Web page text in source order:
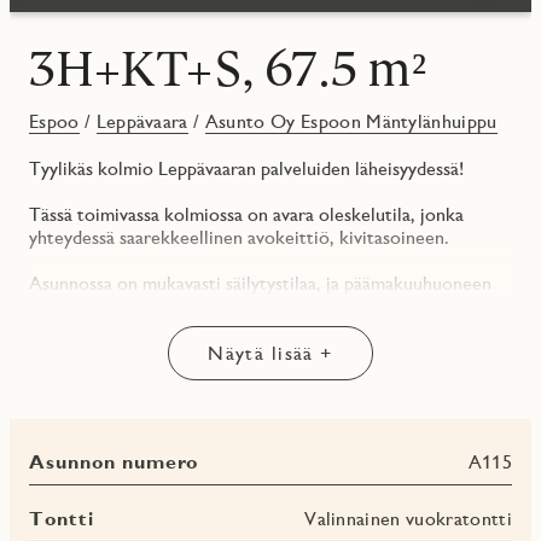
3H+KT+S, 67.5 m²
Espoo / Leppävaara / Asunto Oy Espoon Mäntylänhuippu
Tyylikäs kolmio Leppävaaran palveluiden läheisyydessä!
Tässä toimivassa kolmiossa on avara oleskelutila, jonka
yhteydessä saarekkeellinen avokeittiö, kivitasoineen.
Asunnossa on mukavasti säilytystilaa, ja päämakuuhuoneen
on oma sauna, joka lämpenee aina halutessasi. Saunan
jälkeen on ihana vilvoitella omalla parvekkeella. Leveä
lasitettu parveke avautuu etelään!
osin toteutuvasta. Ilmoituksen muut kuvat ovat valokuvia
yhtiön esittelyasunnoista, joten ne eivät välttämättä vastaa
juuri tämän asunnon pohjakuvaa tai sisustusmateriaaleja.
Näytä lisää +
Asunnon numero A115
Tontti Valinnainen vuokratontti